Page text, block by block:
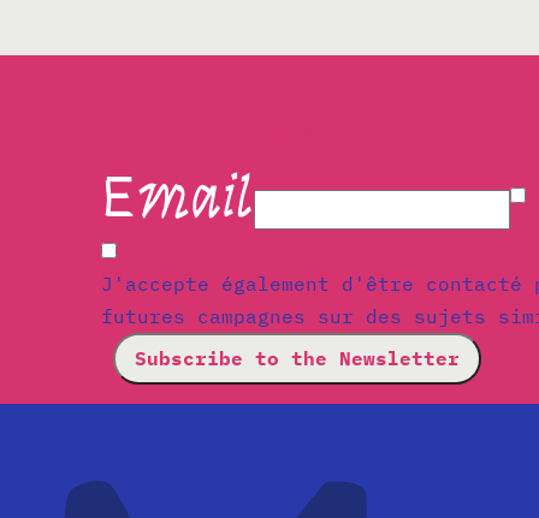
Email
J'accepte également d'être contacté
futures campagnes sur des sujets